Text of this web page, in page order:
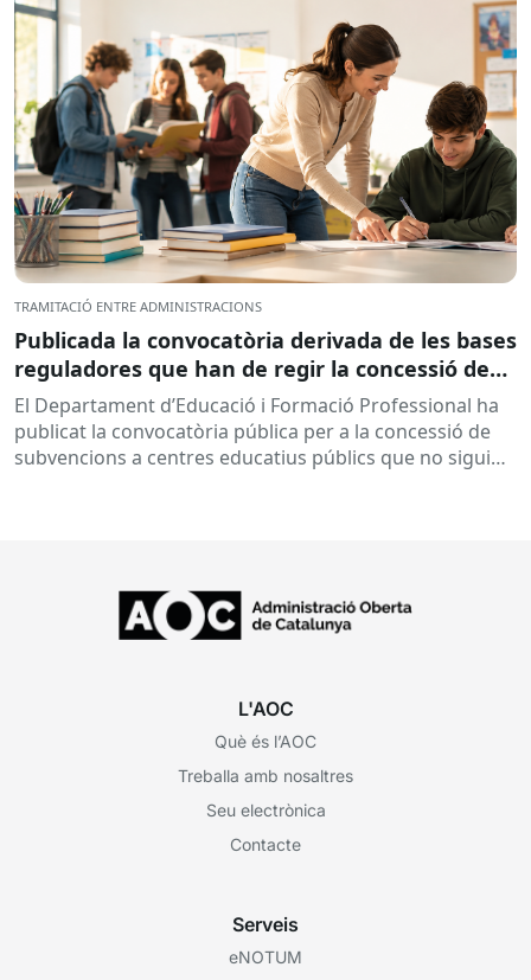
TRAMITACIÓ ENTRE ADMINISTRACIONS
Publicada la convocatòria derivada de les bases
reguladores que han de regir la concessió de
subvencions a centres educatius, per al
desenvolupament de programes de formació i
inserció, durant el curs 2026-2027
El Departament d’Educació i Formació Professional ha
publicat la convocatòria pública per a la concessió de
subvencions a centres educatius públics que no siguin
L'AOC
Què és l’AOC
Treballa amb nosaltres
Seu electrònica
Contacte
Serveis
eNOTUM